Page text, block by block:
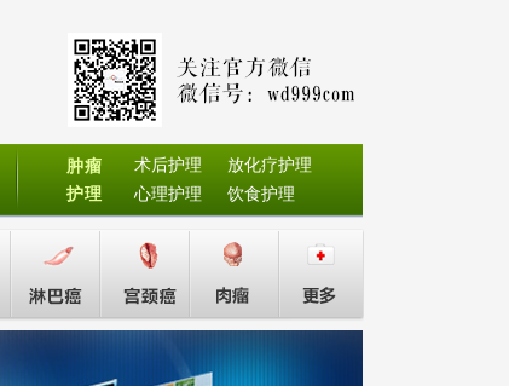
肿瘤
护理
术后护理
放化疗护理
心理护理
饮食护理